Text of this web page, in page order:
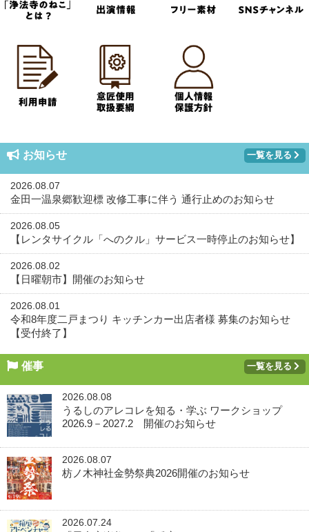
お知らせ 一覧を見る
2026.08.07
金田一温泉郷歓迎標 改修工事に伴う 通行止めのお知らせ
2026.08.05
【レンタサイクル「へのクル」サービス一時停止のお知らせ】
2026.08.02
【日曜朝市】開催のお知らせ
2026.08.01
令和8年度二戸まつり キッチンカー出店者様 募集のお知らせ
【受付終了】
催事 一覧を見る
2026.08.08
うるしのアレコレを知る・学ぶ ワークショップ
2026.9－2027.2 開催のお知らせ
2026.08.07
枋ノ木神社金勢祭典2026開催のお知らせ
2026.07.24